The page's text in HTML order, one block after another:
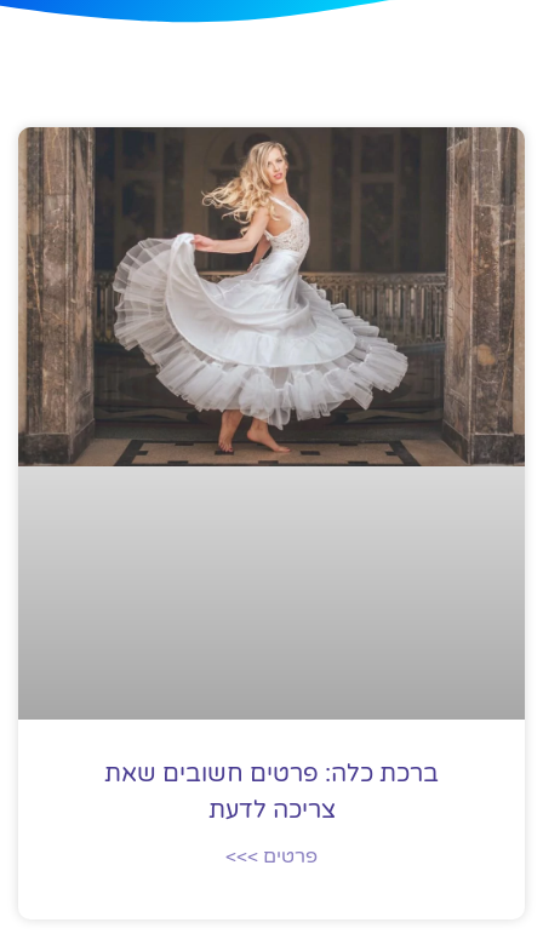
ברכת כלה: פרטים חשובים שאת
צריכה לדעת
פרטים >>>